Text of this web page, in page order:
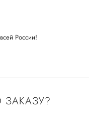
России!